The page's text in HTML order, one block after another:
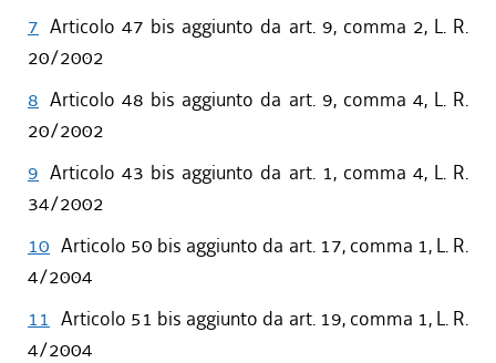
7 Articolo 47 bis aggiunto da art. 9, comma 2, L. R.
20/2002
8 Articolo 48 bis aggiunto da art. 9, comma 4, L. R.
20/2002
9 Articolo 43 bis aggiunto da art. 1, comma 4, L. R.
34/2002
10 Articolo 50 bis aggiunto da art. 17, comma 1, L. R.
4/2004
11 Articolo 51 bis aggiunto da art. 19, comma 1, L. R.
4/2004